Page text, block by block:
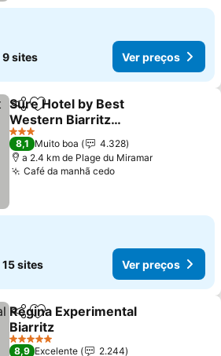
9 sites Ver preços
PartilharAdicionar aos favoritos
Sure Hotel by Best
Western Biarritz
Aeroport
3 Estrelas
8,1 Muito boa
4.328
a 2.4 km de Plage du Miramar
Café da manhã cedo
15 sites Ver preços
PartilharAdicionar aos favoritos
Regina Experimental
Biarritz
5 Estrelas
8,9 Excelente
2.244